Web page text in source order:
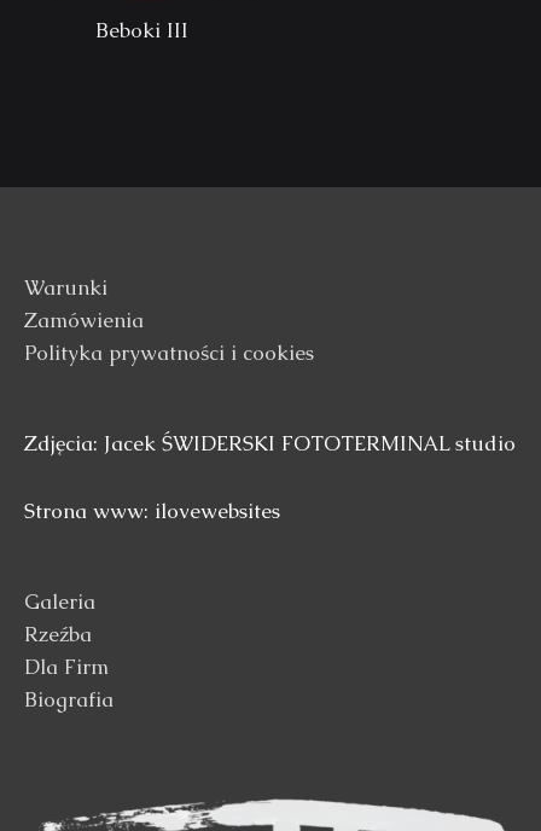
Beboki III
Warunki
Zamówienia
Polityka prywatności i cookies
Zdjęcia: Jacek ŚWIDERSKI FOTOTERMINAL studio
Strona www: ilovewebsites
Galeria
Rzeźba
Dla Firm
Biografia